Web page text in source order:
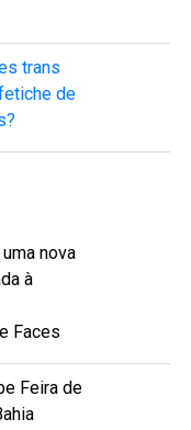
trans
de
nova
à
Faces
Feira de